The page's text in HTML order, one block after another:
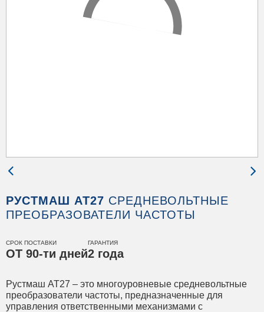
РУСТМАШ АТ27 СРЕДНЕВОЛЬТНЫЕ
ПРЕОБРАЗОВАТЕЛИ ЧАСТОТЫ
СРОК ПОСТАВКИ
ОТ 90-ти дней
ГАРАНТИЯ
2 года
Рустмаш АТ27 – это многоуровневые средневольтные
преобразователи частоты, предназначенные для
управления ответственными механизмами с